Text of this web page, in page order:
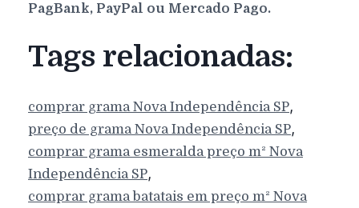
PagBank, PayPal ou Mercado Pago.
Tags relacionadas:
comprar gramaNova Independência SP,
preço de gramaNova Independência SP,
comprar grama esmeralda preço m² Nova
Independência SP,
comprar grama batatais em preço m² Nova